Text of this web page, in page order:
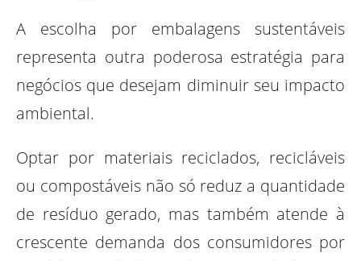
A escolha por embalagens sustentáveis
representa outra poderosa estratégia para
negócios que desejam diminuir seu impacto
ambiental.
Optar por materiais reciclados, recicláveis
ou compostáveis não só reduz a quantidade
de resíduo gerado, mas também atende à
crescente demanda dos consumidores por